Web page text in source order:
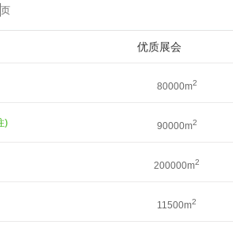
页
优质展会
80000m2
) 90000m2
200000m2
11500m2